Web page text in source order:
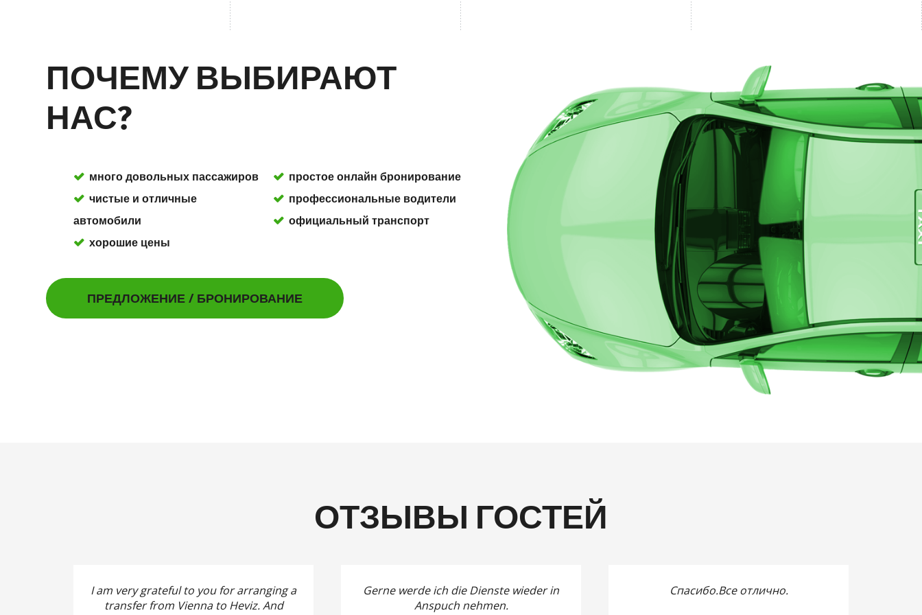
ПОЧЕМУ ВЫБИРАЮТ
НАС?
много довольных пассажиров
чистые и отличные
автомобили
хорошие цены
простое онлайн бронирование
профессиональные водители
официальный транспорт
ПРЕДЛОЖЕНИЕ / БРОНИРОВАНИЕ
ОТЗЫВЫ ГОСТЕЙ
I am very grateful to you for arranging a
transfer from Vienna to Heviz.And
Gerne werde ich die Dienste wieder in
Anspuch nehmen.
Спасибо.Все отлично.